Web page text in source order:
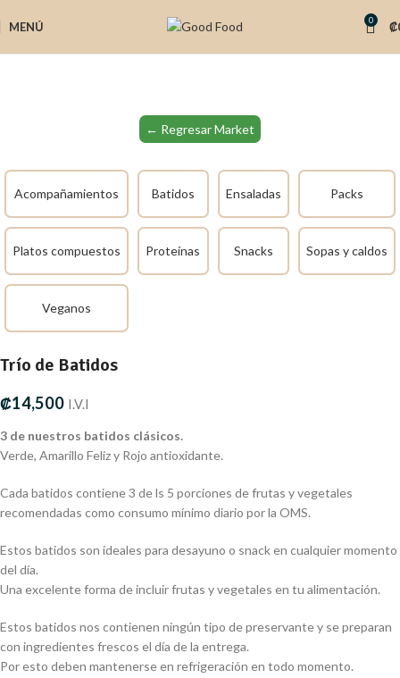
MENÚ 0 ₡
← Regresar Market
Acompañamientos Batidos Ensaladas Packs
Platos compuestos Proteínas Snacks Sopas y caldos
Veganos
Trío de Batidos
₡14,500 I.V.I
3 de nuestros batidos clásicos.
Verde, Amarillo Feliz y Rojo antioxidante.
Cada batidos contiene 3 de ls 5 porciones de frutas y vegetales
recomendadas como consumo mínimo diario por la OMS.
Estos batidos son ideales para desayuno o snack en cualquier momento
del día.
Una excelente forma de incluir frutas y vegetales en tu alimentación.
Estos batidos nos contienen ningún tipo de preservante y se preparan
con ingredientes frescos el día de la entrega.
Por esto deben mantenerse en refrigeración en todo momento.